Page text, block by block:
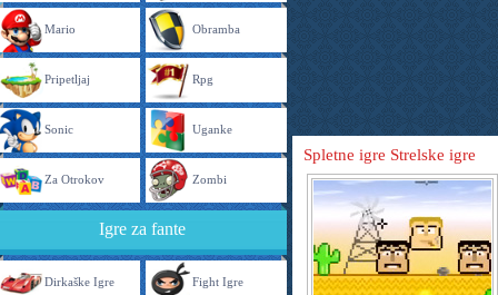
Mario Obramba
Pripetljaj Rpg
Sonic Uganke
Za Otrokov Zombi
Igre za fante
Dirkaške Igre Fight Igre
Spletne igre Strelske igre